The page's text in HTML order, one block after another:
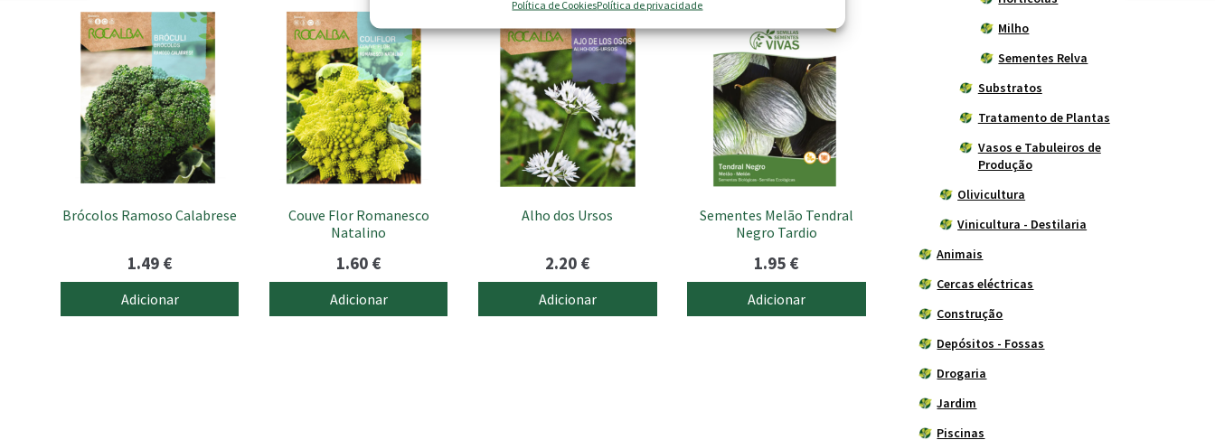
Política de CookiesPolítica de privacidade
Brócolos Ramoso Calabrese
1.49 €
Adicionar
Couve Flor Romanesco
Natalino
1.60 €
Adicionar
Alho dos Ursos
2.20 €
Adicionar
Sementes Melão Tendral
Negro Tardio
1.95 €
Adicionar
Milho
Sementes Relva
Substratos
Tratamento de Plantas
Vasos e Tabuleiros de
Produção
Olivicultura
Vinicultura - Destilaria
Animais
Cercas eléctricas
Construção
Depósitos - Fossas
Drogaria
Jardim
Piscinas